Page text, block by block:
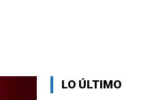
LO ÚLTIMO